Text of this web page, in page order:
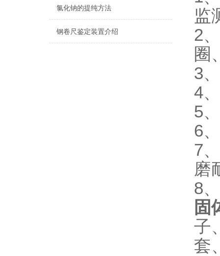
氯化钠的提纯方法
钢卷尺鉴定装置介绍
监
2
圈
3
4
5
6
7
磨
8
固
子
套